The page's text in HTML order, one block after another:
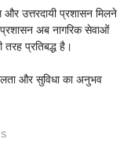
उत्तरदायी प्रशासन मिलने
अब नागरिक सेवाओं
तरह प्रतिबद्ध है।
और सुविधा का अनुभव